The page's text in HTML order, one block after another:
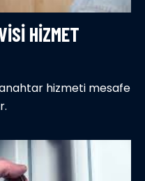
HIZMET
hizmeti mesafe